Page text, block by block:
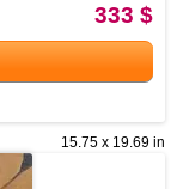
333 $
15.75 x 19.69 in